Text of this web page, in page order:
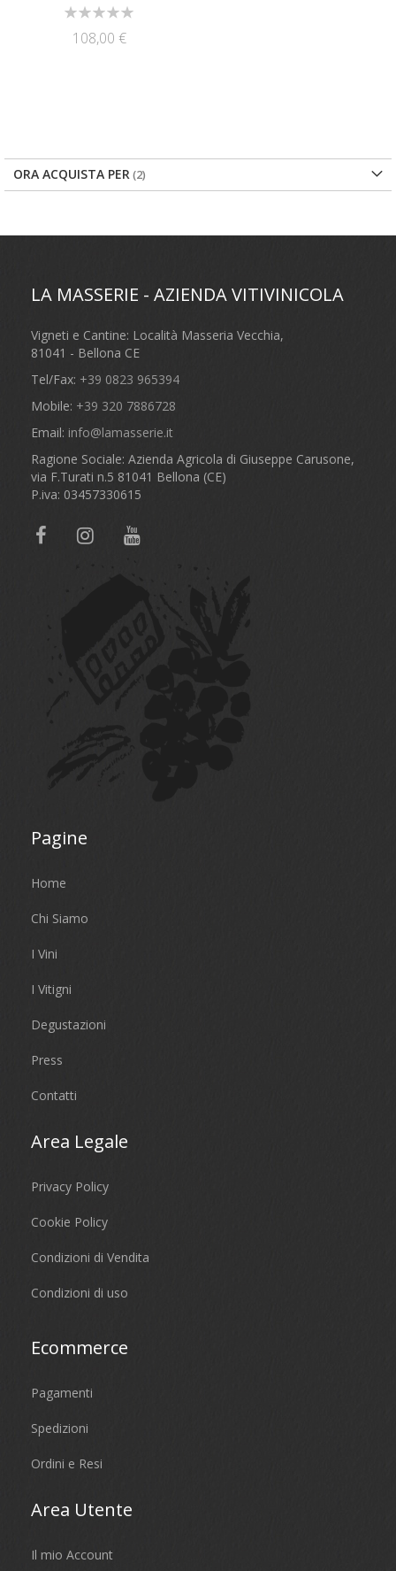
Rating:
108,00 €
ORA ACQUISTA PER
LA MASSERIE - AZIENDA VITIVINICOLA
Vigneti e Cantine: Località Masseria Vecchia,
81041 - Bellona CE
Tel/Fax: +39 0823 965394
Mobile: +39 320 7886728
Email: info@lamasserie.it
Ragione Sociale: Azienda Agricola di Giuseppe Carusone,
via F.Turati n.5 81041 Bellona (CE)
P.iva: 03457330615
Pagine
Home
Chi Siamo
I Vini
I Vitigni
Degustazioni
Press
Contatti
Area Legale
Privacy Policy
Cookie Policy
Condizioni di Vendita
Condizioni di uso
Ecommerce
Pagamenti
Spedizioni
Ordini e Resi
Area Utente
Il mio Account